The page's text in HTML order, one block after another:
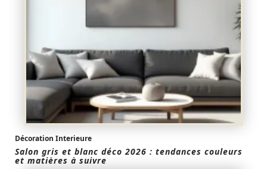
Décoration Interieure
Salon gris et blanc déco 2026 : tendances couleurs
et matières à suivre